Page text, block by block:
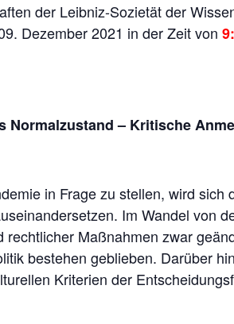
der Leibniz-Sozietät der
Dezember 2021 in der Zeit von
Normalzustand – Kritische
in Frage zu stellen, wird
Im Wandel von
Maßnahmen zwar
bestehen geblieben. Darüber
Kriterien der